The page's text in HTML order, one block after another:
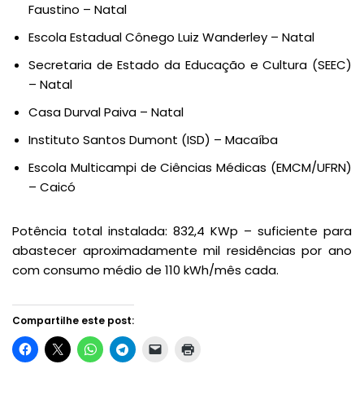
Faustino – Natal
Escola Estadual Cônego Luiz Wanderley – Natal
Secretaria de Estado da Educação e Cultura (SEEC)
– Natal
Casa Durval Paiva – Natal
Instituto Santos Dumont (ISD) – Macaíba
Escola Multicampi de Ciências Médicas (EMCM/UFRN)
– Caicó
Potência total instalada: 832,4 KWp – suficiente para
abastecer aproximadamente mil residências por ano
com consumo médio de 110 kWh/mês cada.
Compartilhe este post: